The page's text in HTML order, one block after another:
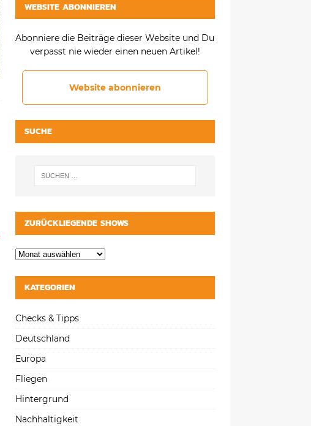
WEBSITE ABONNIEREN
Abonniere die Beiträge dieser Website und Du
verpasst nie wieder einen neuen Artikel!
Website abonnieren
SUCHE
ZURÜCKLIEGENDE SHOWS
KATEGORIEN
Checks & Tipps
Deutschland
Europa
Fliegen
Hintergrund
Nachhaltigkeit